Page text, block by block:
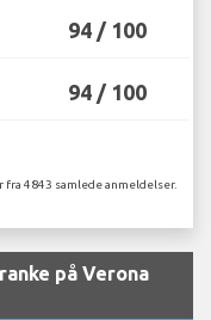
94 / 100
94 / 100
4843 samlede anmeldelser.
på Verona